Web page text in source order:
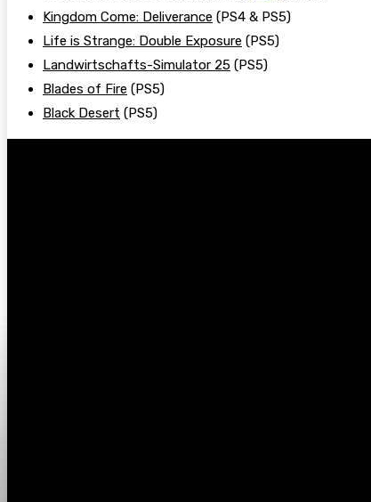
Kingdom Come: Deliverance (PS4 & PS5)
Life is Strange: Double Exposure (PS5)
Landwirtschafts-Simulator 25 (PS5)
Blades of Fire (PS5)
Black Desert (PS5)